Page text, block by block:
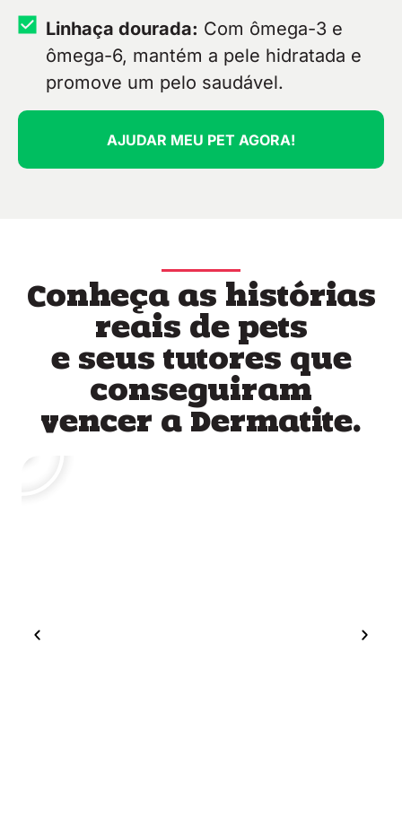
Linhaça dourada: Com ômega-3 e
ômega-6, mantém a pele hidratada e
promove um pelo saudável.
AJUDAR MEU PET AGORA!
Conheça as histórias
reais de pets
e seus tutores que
conseguiram
vencer a Dermatite.